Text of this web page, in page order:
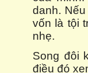
danh.
vốn là tội
nhẹ.
Song đôi
điều đó